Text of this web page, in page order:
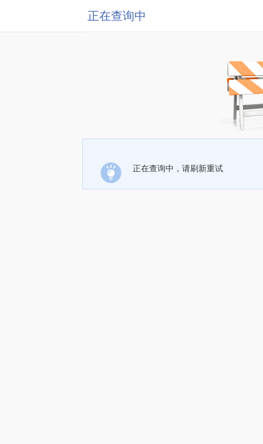
正在查询中
正在查询中，请刷新重试